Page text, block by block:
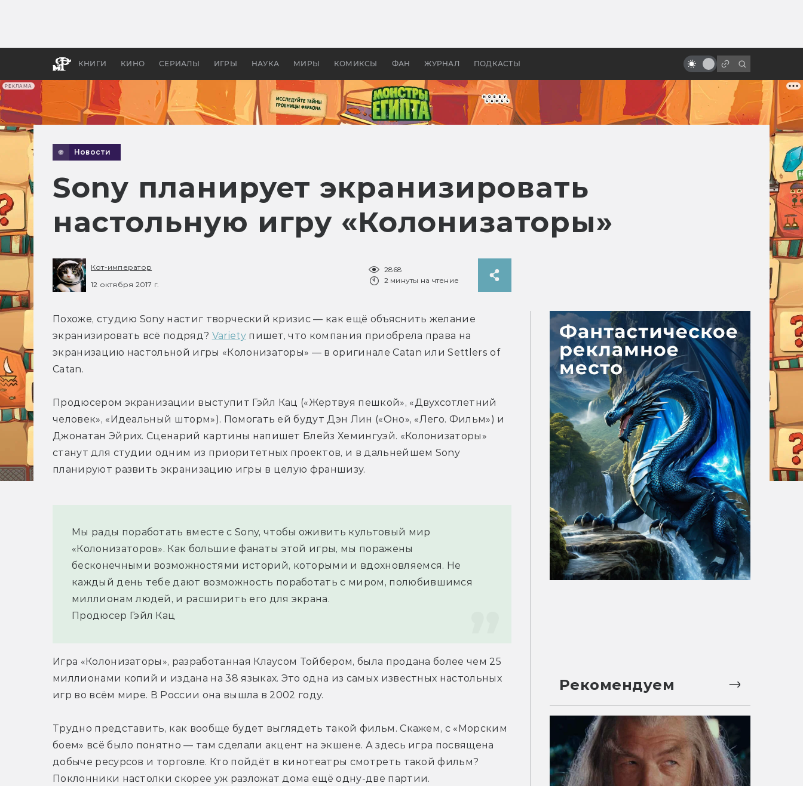
РЕКЛАМА
КНИГИ КИНО СЕРИАЛЫ ИГРЫ НАУКА МИРЫ КОМИКСЫ ФАН ЖУРНАЛ ПОДКАСТЫ
апокалипсис, в России —
бы «Властелина колец»
из Европы, которых вы,
возможно, не видели
Новости
Sony планирует экранизировать
настольную игру «Колонизаторы»
Кот-император
12 октября 2017 г.
2868
2 минуты на чтение
Похоже, студию Sony настиг творческий кризис — как ещё объяснить желание
экранизировать всё подряд? Variety пишет, что компания приобрела права на
экранизацию настольной игры «Колонизаторы» — в оригинале Catan или Settlers of
Catan.
Продюсером экранизации выступит Гэйл Кац («Жертвуя пешкой», «Двухсотлетний
человек», «Идеальный шторм»). Помогать ей будут Дэн Лин («Оно», «Лего. Фильм») и
Джонатан Эйрих. Сценарий картины напишет Блейз Хемингуэй. «Колонизаторы»
станут для студии одним из приоритетных проектов, и в дальнейшем Sony
планируют развить экранизацию игры в целую франшизу.
Мы рады поработать вместе с Sony, чтобы оживить культовый мир
«Колонизаторов». Как большие фанаты этой игры, мы поражены
бесконечными возможностями историй, которыми и вдохновляемся. Не
каждый день тебе дают возможность поработать с миром, полюбившимся
миллионам людей, и расширить его для экрана.
Продюсер Гэйл Кац
Игра «Колонизаторы», разработанная Клаусом Тойбером, была продана более чем 25
миллионами копий и издана на 38 языках. Это одна из самых известных настольных
игр во всём мире. В России она вышла в 2002 году.
Трудно представить, как вообще будет выглядеть такой фильм. Скажем, с «Морским
боем» всё было понятно — там сделали акцент на экшене. А здесь игра посвящена
добыче ресурсов и торговле. Кто пойдёт в кинотеатры смотреть такой фильм?
Поклонники настолки скорее уж разложат дома ещё одну-две партии.
Рекомендуем